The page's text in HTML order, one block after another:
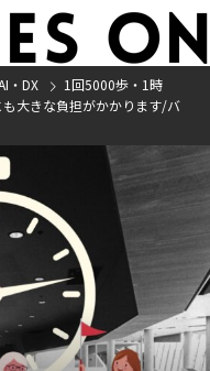
・DX
1回5000歩・1時
大きな負担がかかります/バ